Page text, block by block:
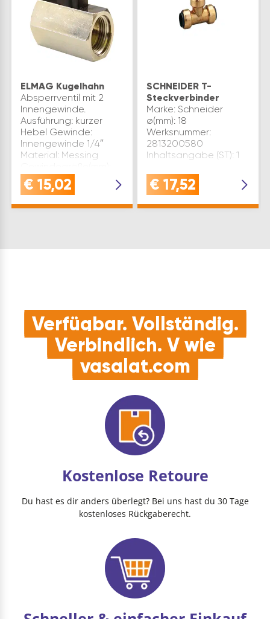
ELMAG Kugelhahn
Absperrventil mit 2
Innengewinde.
Ausführung: kurzer
Hebel Gewinde:
Innengewinde 1/4″
Material: Messing
11,5 Inhaltsangabe
(ST): 1
€ 15,02
SCHNEIDER T-
Steckverbinder
Marke: Schneider
ø(mm): 18
Werksnummer:
2813200580
Inhaltsangabe (ST): 1
€ 17,52
Verfügbar. Vollständig.
Verbindlich. V wie
vasalat.com
Kostenlose Retoure
Du hast es dir anders überlegt? Bei uns hast du 30 Tage
kostenloses Rückgaberecht.